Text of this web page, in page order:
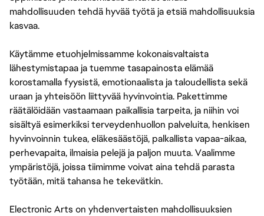
mahdollisuuden tehdä hyvää työtä ja etsiä mahdollisuuksia
kasvaa.
Käytämme etuohjelmissamme kokonaisvaltaista
lähestymistapaa ja tuemme tasapainosta elämää
korostamalla fyysistä, emotionaalista ja taloudellista sekä
uraan ja yhteisöön liittyvää hyvinvointia. Pakettimme
räätälöidään vastaamaan paikallisia tarpeita, ja niihin voi
sisältyä esimerkiksi terveydenhuollon palveluita, henkisen
hyvinvoinnin tukea, eläkesäästöjä, palkallista vapaa-aikaa,
perhevapaita, ilmaisia pelejä ja paljon muuta. Vaalimme
ympäristöjä, joissa tiimimme voivat aina tehdä parasta
työtään, mitä tahansa he tekevätkin.
Electronic Arts on yhdenvertaisten mahdollisuuksien